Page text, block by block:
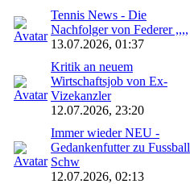
Tennis News - Die
Nachfolger von Federer ,,,,
13.07.2026, 01:37
Kritik an neuem
Wirtschaftsjob von Ex-
Vizekanzler
12.07.2026, 23:20
Immer wieder NEU -
Gedankenfutter zu Fussball
Schw
12.07.2026, 02:13